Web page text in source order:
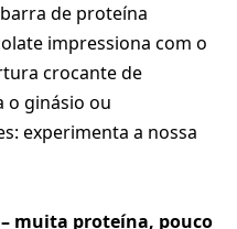
de proteína
impressiona com o
crocante de
o ginásio ou
experimenta a nossa
muita proteína, pouco